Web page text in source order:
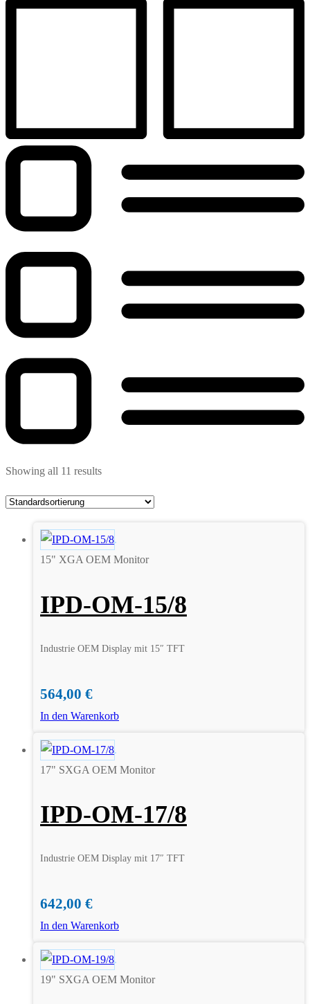
Showing all 11 results
15" XGA OEM Monitor
IPD-OM-15/8
Industrie OEM Display mit 15″ TFT
564,00 €
In den Warenkorb
17" SXGA OEM Monitor
IPD-OM-17/8
Industrie OEM Display mit 17″ TFT
642,00 €
In den Warenkorb
19" SXGA OEM Monitor